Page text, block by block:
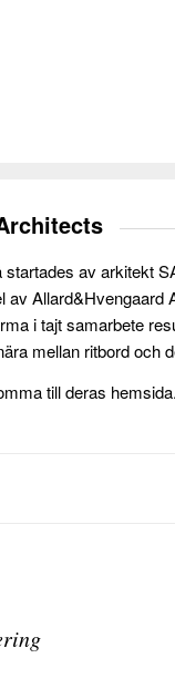
startades av arkitekt
av
i tajt samarbete
mellan ritbord och
till deras hemsida.